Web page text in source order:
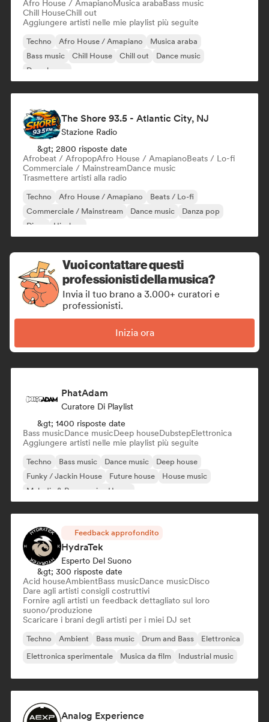
Afro House / AmapianoMusica arabaBass music
Chill HouseChill out
Aggiungere artisti nelle mie playlist più seguite
Techno Afro House / Amapiano
Musica araba
Bass music
Chill House Chill out
Dance music
Deep house
The Shore 93.5 - Atlantic City, NJ
Stazione Radio
&gt; 2800 risposte date
Afrobeat / AfropopAfro House / AmapianoBeats / Lo-fi
Commerciale / MainstreamDance music
Trasmettere artisti alla radio
Techno Afro House / Amapiano
Beats / Lo-fi
Commerciale / Mainstream
Dance music
Danza pop
Disco
Hip-hop
Vuoi contattare questi
professionisti della musica?
Invia il tuo brano a 3.000+ curatori e
professionisti.
Inizia ora
PhatAdam
Curatore Di Playlist
&gt; 1400 risposte date
Bass musicDance musicDeep houseDubstepElettronica
Aggiungere artisti nelle mie playlist più seguite
Techno Bass music Dance music
Deep house
Funky / Jackin House
Future house
House music
Melodic & Progressive House
Feedback approfondito
HydraTek
Esperto Del Suono
&gt; 300 risposte date
Acid houseAmbientBass musicDance musicDisco
Dare agli artisti consigli costruttivi
Fornire agli artisti un feedback dettagliato sul loro
suono/produzione
Scaricare i brani degli artisti per i miei DJ set
Techno Ambient Bass music Drum and Bass
Elettronica
Elettronica sperimentale
Musica da film Industrial music
Analog Experience